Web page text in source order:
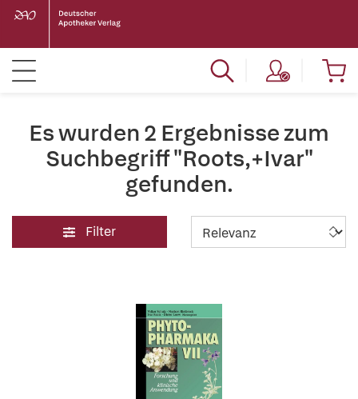
Es wurden 2 Ergebnisse zum
Suchbegriff "Roots,+Ivar"
gefunden.
Filter